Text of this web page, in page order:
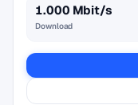
1.000 Mbit/s
Download